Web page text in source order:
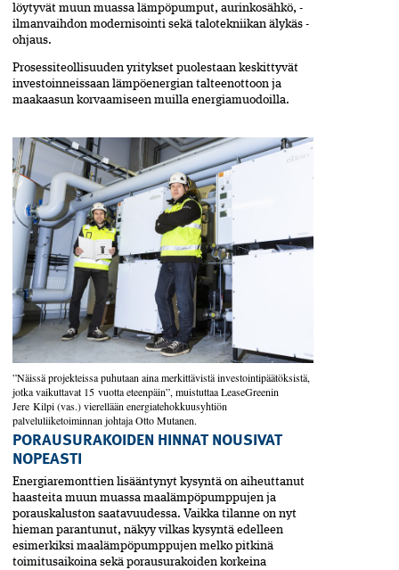
löytyvät muun muassa lämpöpumput, aurinkosähkö, ­
ilmanvaihdon modernisointi sekä talotekniikan älykäs ­
ohjaus.
Prosessiteollisuuden yritykset puolestaan keskittyvät
investoinneissaan lämpöenergian talteenottoon ja
maakaasun korvaamiseen muilla energiamuodoilla.
”Näissä projekteissa puhutaan aina merkittävistä investointipäätöksistä,
jotka vaikuttavat 15 vuotta eteenpäin”, muistuttaa LeaseGreenin
Jere Kilpi (vas.) vierellään energia­­tehokkuusyhtiön
palveluliiketoiminnan johtaja Otto Mutanen.
PORAUSURAKOIDEN HINNAT NOUSIVAT
NOPEASTI
Energiaremonttien lisääntynyt kysyntä on aiheuttanut
haasteita muun muassa maalämpöpumppujen ja
porauskaluston saatavuudessa. Vaikka tilanne on nyt
hieman parantunut, näkyy vilkas kysyntä edelleen
esimerkiksi maalämpöpumppujen melko pitkinä
toimitusaikoina sekä porausurakoiden korkeina